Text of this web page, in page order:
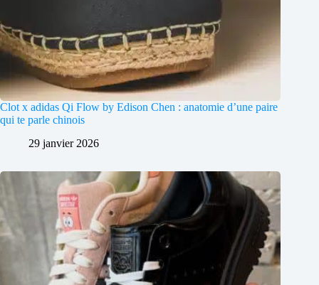
Clot x adidas Qi Flow by Edison Chen : anatomie d’une paire
qui te parle chinois
29 janvier 2026